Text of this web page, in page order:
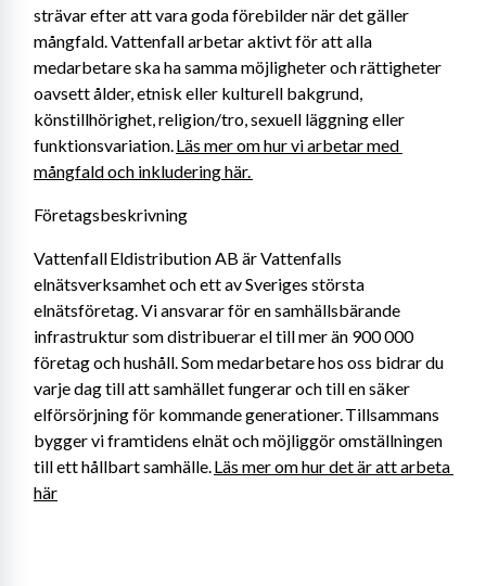
strävar efter att vara goda förebilder när det gäller
mångfald. Vattenfall arbetar aktivt för att alla
medarbetare ska ha samma möjligheter och rättigheter
oavsett ålder, etnisk eller kulturell bakgrund,
könstillhörighet, religion/tro, sexuell läggning eller
funktionsvariation. Läs mer om hur vi arbetar med
mångfald och inkludering här.
Företagsbeskrivning
Vattenfall Eldistribution AB är Vattenfalls
elnätsverksamhet och ett av Sveriges största
elnätsföretag. Vi ansvarar för en samhällsbärande
infrastruktur som distribuerar el till mer än 900 000
företag och hushåll. Som medarbetare hos oss bidrar du
varje dag till att samhället fungerar och till en säker
elförsörjning för kommande generationer. Tillsammans
bygger vi framtidens elnät och möjliggör omställningen
till ett hållbart samhälle. Läs mer om hur det är att arbeta
här